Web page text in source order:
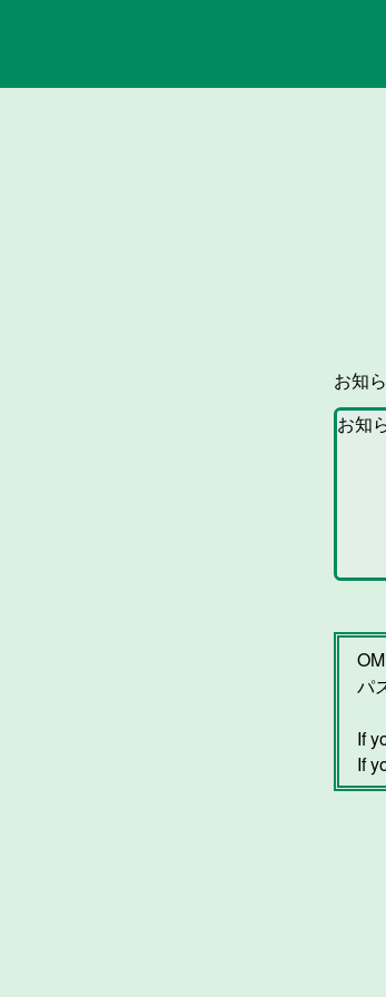
お知
パ
If
If